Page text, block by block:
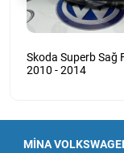
Skoda Superb Sağ
2010 - 2014
MİNA